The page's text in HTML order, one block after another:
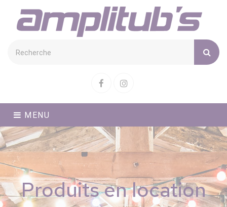
FacebookInstagram
MENU
Produits en location
Cookies management panel